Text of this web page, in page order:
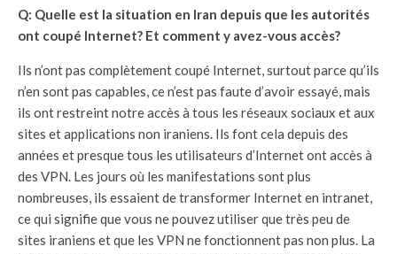
Q: Quelle est la situation en Iran depuis que les autorités
ont coupé Internet? Et comment y avez-vous accès?
Ils n’ont pas complètement coupé Internet, surtout parce qu’ils
n’en sont pas capables, ce n’est pas faute d’avoir essayé, mais
ils ont restreint notre accès à tous les réseaux sociaux et aux
sites et applications non iraniens. Ils font cela depuis des
années et presque tous les utilisateurs d’Internet ont accès à
des VPN. Les jours où les manifestations sont plus
nombreuses, ils essaient de transformer Internet en intranet,
ce qui signifie que vous ne pouvez utiliser que très peu de
sites iraniens et que les VPN ne fonctionnent pas non plus. La